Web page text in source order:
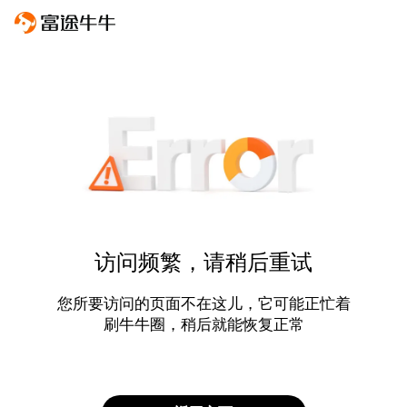
访问频繁，请稍后重试
您所要访问的页面不在这儿，它可能正忙着
刷牛牛圈，稍后就能恢复正常